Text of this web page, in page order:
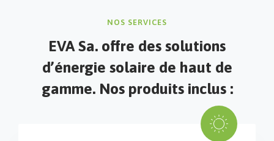
NOS SERVICES
EVA Sa. offre des solutions
d’énergie solaire de haut de
gamme. Nos produits inclus :